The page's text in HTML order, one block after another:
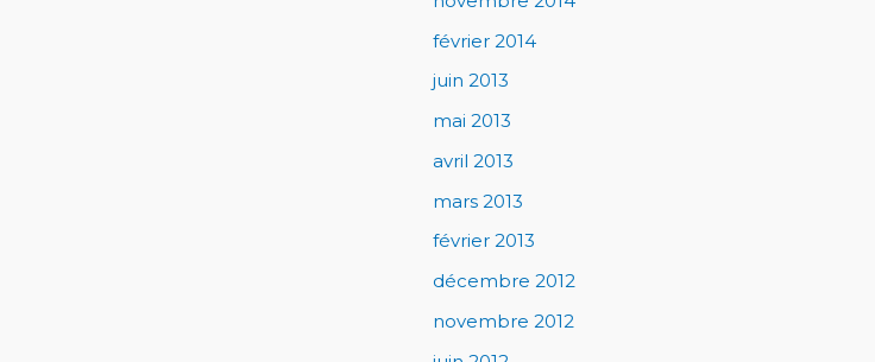
février 2014
juin 2013
mai 2013
avril 2013
mars 2013
février 2013
décembre 2012
novembre 2012